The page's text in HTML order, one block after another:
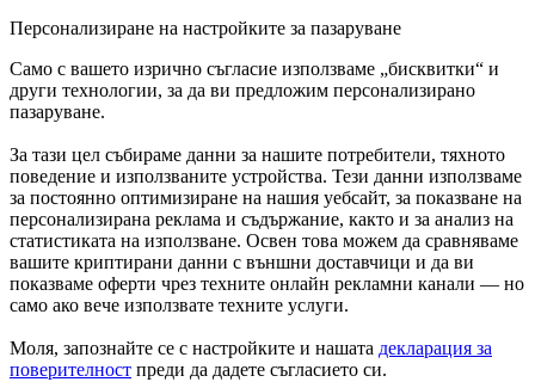
Персонализиране на настройките за пазаруване
Само с вашето изрично съгласие използваме „бисквитки“ и
други технологии, за да ви предложим персонализирано
пазаруване.
За тази цел събираме данни за нашите потребители, тяхното
поведение и използваните устройства. Тези данни използваме
за постоянно оптимизиране на нашия уебсайт, за показване на
персонализирана реклама и съдържание, както и за анализ на
статистиката на използване. Освен това можем да сравняваме
вашите криптирани данни с външни доставчици и да ви
показваме оферти чрез техните онлайн рекламни канали — но
само ако вече използвате техните услуги.
Моля, запознайте се с настройките и нашата декларация за
поверителност преди да дадете съгласието си.